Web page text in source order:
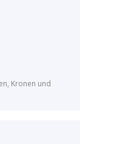
Kronen und